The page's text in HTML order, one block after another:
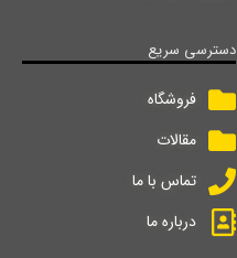
دسترسی سریع
فروشگاه
مقالات
تماس با ما
درباره ما